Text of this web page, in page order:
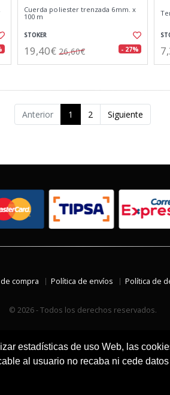
estadísticas de uso Web, las
al usuario no recaba ni cede
Cuerda poliester trenzada 6mm. x
100 m
STOKER
19,40€ 26,60€ - 27%
Anterior 1 2 Siguiente
compra Política de envíos Política de
© 2026 - Todos los derechos reservados.